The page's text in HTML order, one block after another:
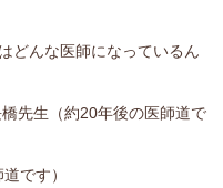
どんな医師になっているん
先生（約20年後の医師道で
です）